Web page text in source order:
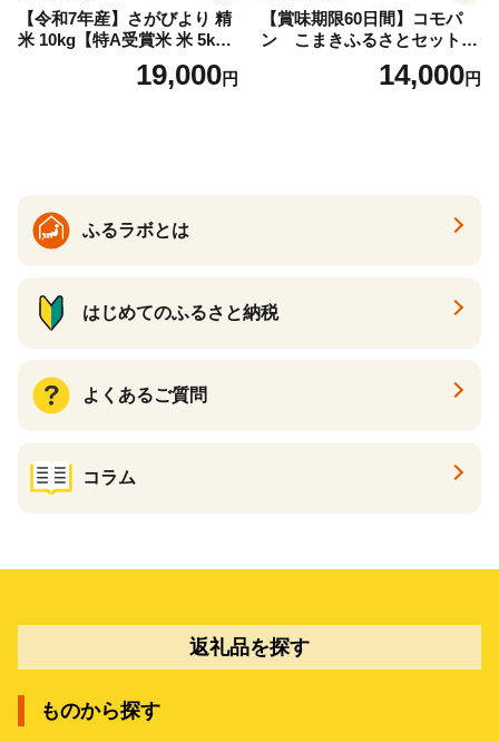
【令和7年産】さがびより 精
米 10kg【特A受賞米 米 5kg×
2袋 お米 コメ こめ 国産 美味
しい ブランド米 人気 ランキ
19,000円
【賞味期限60日間】コモパ
ン こまきふるさとセット
（24個入り）／災害用備蓄
保存食 非常食 防災グッズに
14,000円
ふるラボとは
はじめてのふるさと納税
よくあるご質問
コラム
返礼品を探す
ものから探す